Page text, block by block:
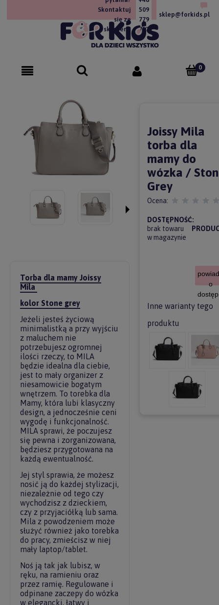
Skontaktuj
się ze
sklepem!
509
779
757
sklep@forkids.pl
Torba dla mamy Joissy
Mila
kolor Stone grey
Jeżeli jesteś życiową
minimalistką a przy wyjściu
z maluchem nie
potrzebujesz ogromnej
ilości rzeczy, to MILA
będzie idealna dla ciebie,
jest to mały organizer z
niesamowicie bogatym
wnętrzem. To torebka dla
Mamy, która lubi klasyczny
design, a jednocześnie ceni
wygodę i funkcjonalność.
MILA sprawi, że poczujesz
się pewna i zorganizowana,
będziesz przygotowana na
każdą ewentualność.
Jej styl sprawia, że możesz
nosić ją do każdej stylizacji,
niezależnie od tego czy
wychodzisz z dzieckiem,
czy z przyjaciółką lub sama.
Mila z powodzeniem może
służyć również jako torebka
do pracy, zmieścisz w niej
mały laptop/tablet.
Noś ją tak jak lubisz, w
ręku, na ramieniu oraz
przez ramię. Regulowane i
odpinane zaczepy do wózka
w elegancki, łatwy i
Joissy Mila
torba dla
mamy do
wózka /
Grey
Ocena:
DOSTĘPNOŚĆ:
brak towaru
w magazynie
o
Inne warianty tego
produktu